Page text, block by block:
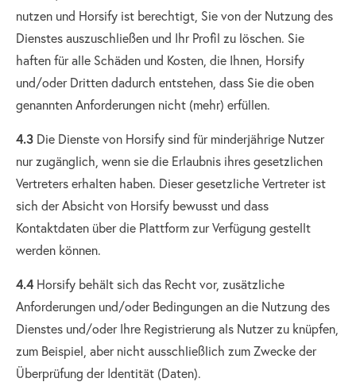
nutzen und Horsify ist berechtigt, Sie von der Nutzung des
Dienstes auszuschließen und Ihr Profil zu löschen. Sie
haften für alle Schäden und Kosten, die Ihnen, Horsify
und/oder Dritten dadurch entstehen, dass Sie die oben
genannten Anforderungen nicht (mehr) erfüllen.
4.3 Die Dienste von Horsify sind für minderjährige Nutzer
nur zugänglich, wenn sie die Erlaubnis ihres gesetzlichen
Vertreters erhalten haben. Dieser gesetzliche Vertreter ist
sich der Absicht von Horsify bewusst und dass
Kontaktdaten über die Plattform zur Verfügung gestellt
werden können.
4.4 Horsify behält sich das Recht vor, zusätzliche
Anforderungen und/oder Bedingungen an die Nutzung des
Dienstes und/oder Ihre Registrierung als Nutzer zu knüpfen,
zum Beispiel, aber nicht ausschließlich zum Zwecke der
Überprüfung der Identität (Daten).